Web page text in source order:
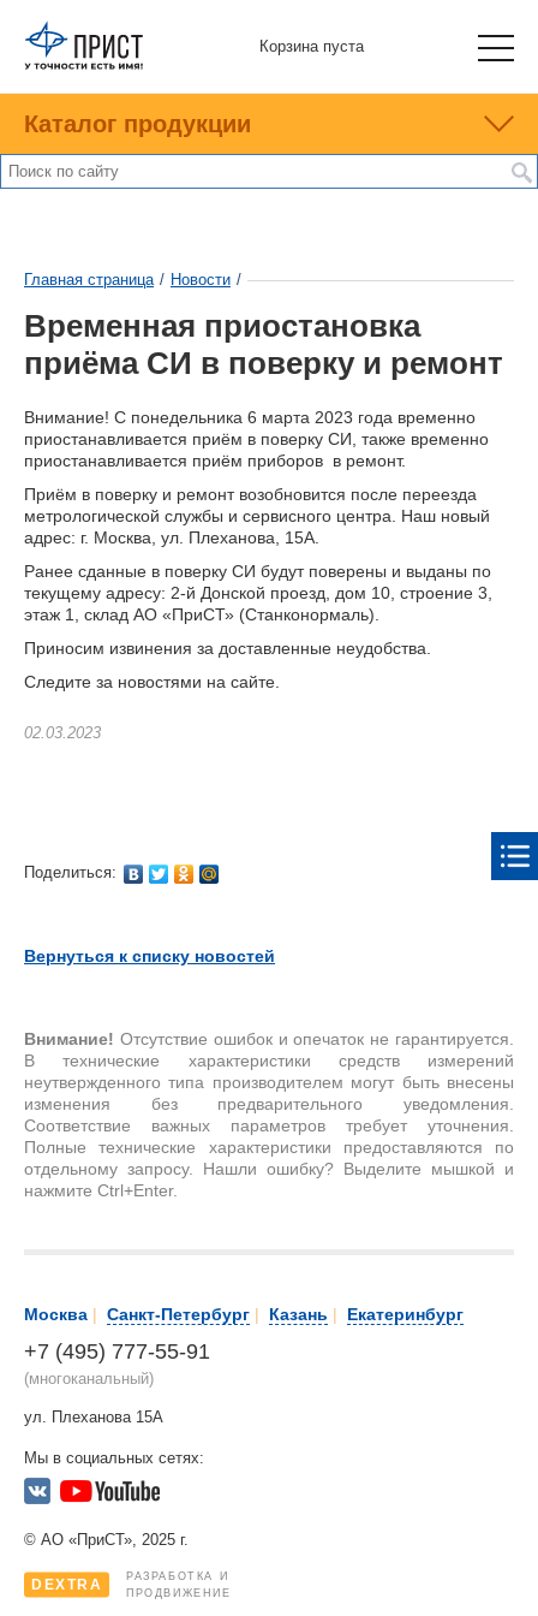
Корзина пуста
Каталог продукции
Главная страница / Новости /
Временная приостановка
приёма СИ в поверку и ремонт
Внимание! С понедельника 6 марта 2023 года временно
приостанавливается приём в поверку СИ, также временно
приостанавливается приём приборов в ремонт.
Приём в поверку и ремонт возобновится после переезда
метрологической службы и сервисного центра. Наш новый
адрес: г. Москва, ул. Плеханова, 15А.
Ранее сданные в поверку СИ будут поверены и выданы по
текущему адресу: 2-й Донской проезд, дом 10, строение 3,
этаж 1, склад АО «ПриСТ» (Станконормаль).
Приносим извинения за доставленные неудобства.
Следите за новостями на сайте.
02.03.2023
Поделиться:
Вернуться к списку новостей
Внимание! Отсутствие ошибок и опечаток не гарантируется.
В технические характеристики средств измерений
неутвержденного типа производителем могут быть внесены
изменения без предварительного уведомления.
Соответствие важных параметров требует уточнения.
Полные технические характеристики предоставляются по
отдельному запросу. Нашли ошибку? Выделите мышкой и
нажмите Ctrl+Enter.
Москва | Санкт-Петербург | Казань | Екатеринбург
+7 (495) 777-55-91
(многоканальный)
ул. Плеханова 15А
Мы в социальных сетях:
© АО «ПриСТ», 2025 г.
DEXTRA
РАЗРАБОТКА И
ПРОДВИЖЕНИЕ